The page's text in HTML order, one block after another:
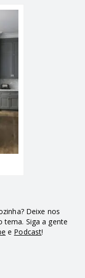
Deixe nos
tema. Siga a gente
e Podcast!